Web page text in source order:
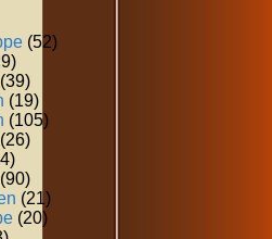
(52)
(39)
(19)
(105)
(26)
(90)
(21)
(20)